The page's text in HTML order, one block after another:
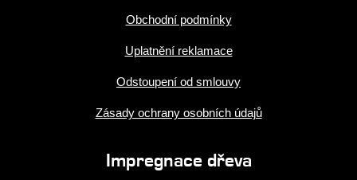
Obchodní podmínky
Uplatnění reklamace
Odstoupení od smlouvy
Zásady ochrany osobních údajů
Impregnace dřeva